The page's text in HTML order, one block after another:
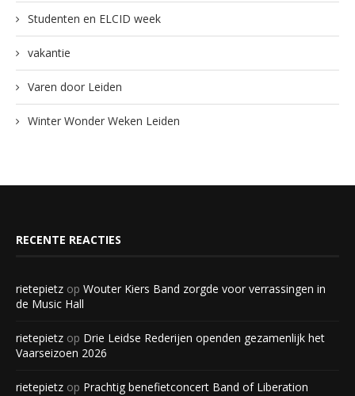
Studenten en ELCID week
vakantie
Varen door Leiden
Winter Wonder Weken Leiden
RECENTE REACTIES
rietepietz op Wouter Kiers Band zorgde voor verrassingen in
de Music Hall
rietepietz op Drie Leidse Rederijen openden gezamenlijk het
Vaarseizoen 2026
rietepietz op Prachtig benefietconcert Band of Liberation